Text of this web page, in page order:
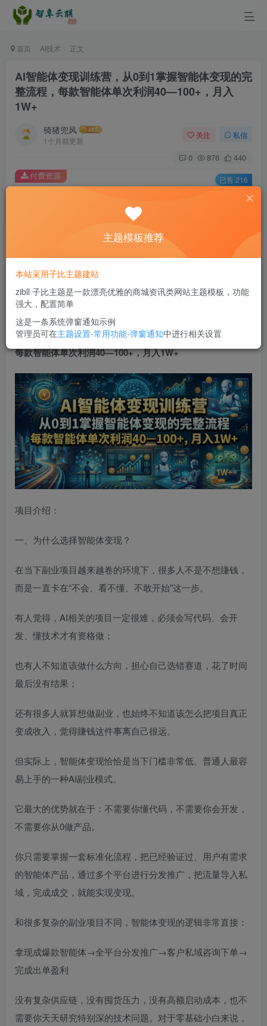
首页 AI技术 正文
AI智能体变现训练营，从0到1掌握智能体变现的完
整流程，每款智能体单次利润40—100+，月入
1W+
骑猪兜风
1个月前更新
关注 私信
0 876 440
此内容为付费资源，请付费后查看
￥9.9
您当前未登录！建议登陆后购买，可保存购买订单
付费资源 已售 216
AI智能体变现训练营，从0到1掌握智能体变现的完整流程，
每款智能体单次利润40—100+，月入1W+
项目介绍：
一、为什么选择智能体变现？
在当下副业项目越来越卷的环境下，很多人不是不想賺钱，
而是一直卡在“不会、看不懂、不敢开始”这一步。
有人觉得，AI相关的项目一定很难，必须会写代码、会开
发、懂技术才有资格做；
也有人不知道该做什么方向，担心自己选错赛道，花了时间
最后没有结果；
还有很多人就算想做副业，也始终不知道该怎么把项目真正
变成收入，觉得賺钱这件事离自己很远。
但实际上，智能体变现恰恰是当下门槛非常低、普通人最容
易上手的一种AI副业模式。
它最大的优势就在于：不需要你懂代码，不需要你会开发，
不需要你从0做产品。
你只需要掌握一套标准化流程，把已经验证过、用户有需求
的智能体产品，通过多个平台进行分发推广，把流量导入私
域，完成成交，就能实现变现。
和很多复杂的副业项目不同，智能体变现的逻辑非常直接：
拿现成爆款智能体→全平台分发推广→客户私域咨询下单→
完成出单盈利
没有复杂供应链，没有囤货压力，没有高额启动成本，也不
需要你天天研究特别深的技术问题。对于零基础小白来说，
主题模板推荐
本站采用子比主题建站
zibll 子比主题是一款漂亮优雅的商城资讯类网站主题模板，功能
强大，配置简单
这是一条系统弹窗通知示例
管理员可在主题设置-常用功能-弹窗通知中进行相关设置